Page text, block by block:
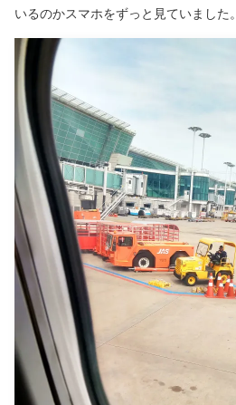
いるのかスマホをずっと見ていました。